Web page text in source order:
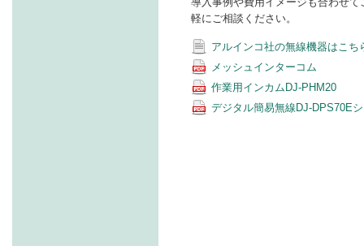
軽にご相談ください。
アルインコ社の無線機器はこち
メッシュインターコム
作業用インカムDJ-PHM20
デジタル簡易無線DJ-DPS70E